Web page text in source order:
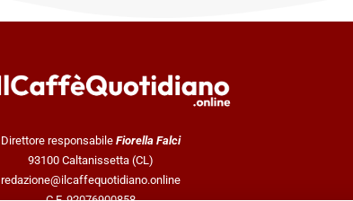
Direttore responsabile Fiorella Falci
93100 Caltanissetta (CL)
redazione@ilcaffequotidiano.online